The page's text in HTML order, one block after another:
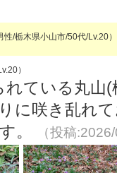
性/栃木県小山市/50代/Lv.20
）
ている丸山
に咲き乱れ
。
（投稿